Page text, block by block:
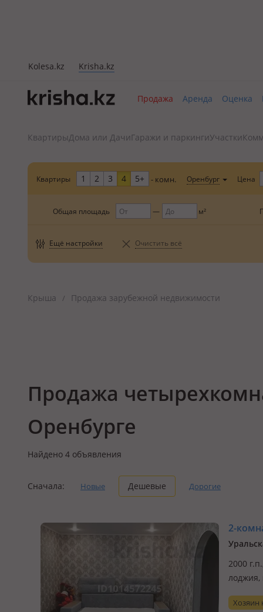
Kolesa.kz Krisha.kz
Продажа Аренда Оценка
Квартиры Дома или ДачиГаражи и паркингиУчастки
Квартиры 1 2 3 4 5+ - комн. Оренбург Цена
Общая площадь м²
Ещё настройки Очистить всё
Крыша / Продажа зарубежной недвижимости
Продажа
Оренбурге
Найдено 4 объявления
Сначала: Новые Дешевые Дорогие
2-
2000
лоджия,
Хозяин